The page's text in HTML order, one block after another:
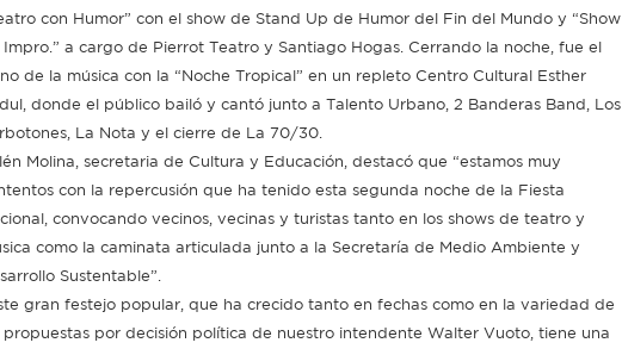
con Humor” con el show de Stand Up de Humor del Fin del Mundo y “Show
a cargo de Pierrot Teatro y Santiago Hogas. Cerrando la noche, fue el
de la música con la “Noche Tropical” en un repleto Centro Cultural Esther
donde el público bailó y cantó junto a Talento Urbano, 2 Banderas Band, Los
La Nota y el cierre de La 70/30.
Molina, secretaria de Cultura y Educación, destacó que “estamos muy
con la repercusión que ha tenido esta segunda noche de la Fiesta
convocando vecinos, vecinas y turistas tanto en los shows de teatro y
como la caminata articulada junto a la Secretaría de Medio Ambiente y
Sustentable”.
gran festejo popular, que ha crecido tanto en fechas como en la variedad de
propuestas por decisión política de nuestro intendente Walter Vuoto, tiene una